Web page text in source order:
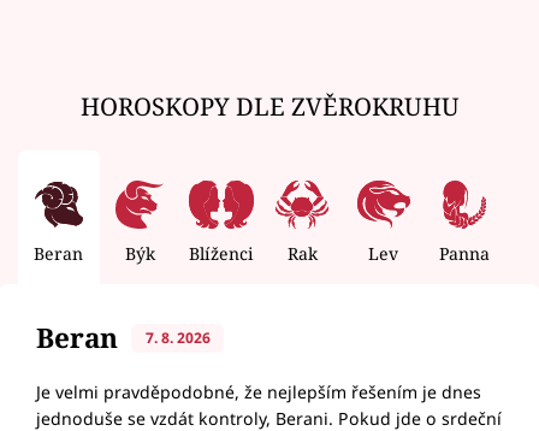
HOROSKOPY DLE ZVĚROKRUHU
Beran Býk Blíženci Rak Lev Panna
Beran 7. 8. 2026
Je velmi pravděpodobné, že nejlepším řešením je dnes
jednoduše se vzdát kontroly, Berani. Pokud jde o srdeční